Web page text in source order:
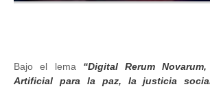
Bajo el lema “Digital Rerum
Artificial para la paz, la justicia